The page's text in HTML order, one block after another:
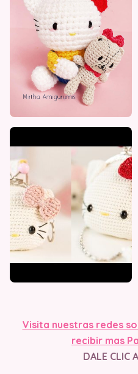
Visita nuestras redes
recibir mas
DALE CLIC